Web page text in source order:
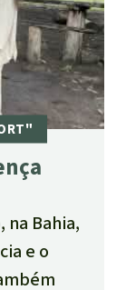
na Bahia,
e o